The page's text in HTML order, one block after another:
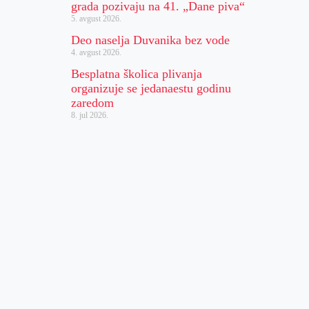
grada pozivaju na 41. „Dane piva“
5. avgust 2026.
Deo naselja Duvanika bez vode
4. avgust 2026.
Besplatna školica plivanja
organizuje se jedanaestu godinu
zaredom
8. jul 2026.